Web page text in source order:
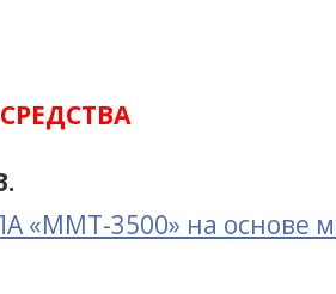
«ММТ-3500» на основе